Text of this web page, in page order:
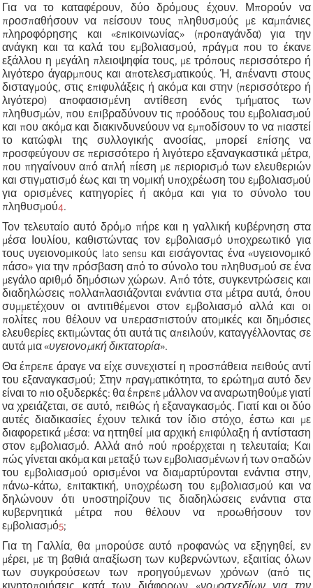
Για να το καταφέρουν, δύο δρόμους έχουν. Μπορούν να
προσπαθήσουν να πείσουν τους πληθυσμούς με καμπάνιες
πληροφόρησης και«επικοινωνίας» (προπαγάνδα) για την
ανάγκη και τα καλά του εμβολιασμού, πράγμα που το έκανε
εξάλλου η μεγάλη πλειοψηφία τους, με τρόπους περισσότερο ή
λιγότερο άγαρμπους και αποτελεσματικούς. Ή, απέναντι στους
δισταγμούς, στις επιφυλάξεις ή ακόμα και στην (περισσότερο ή
λιγότερο) αποφασισμένη αντίθεση ενός τμήματος των
πληθυσμών, που επιβραδύνουν τις προόδους του εμβολιασμού
και που ακόμα και διακινδυνεύουν να εμποδίσουντο να πιαστεί
το κατώφλι της συλλογικής ανοσίας, μπορεί επίσης να
προσφεύγουν σε περισσότερο ή λιγότερο εξαναγκαστικά μέτρα,
που πηγαίνουν από απλή πίεση με περιορισμό των ελευθεριών
και στιγματισμό έως και τη νομική υποχρέωση του εμβολιασμού
για ορισμένες κατηγορίες ή ακόμα και για το σύνολο του
πληθυσμού4.
Τον τελευταίο αυτό δρόμο πήρε και η γαλλική κυβέρνηση στα
μέσα Ιουλίου, καθιστώντας τον εμβολιασμό υποχρεωτικό για
τους υγειονομικούς lato sensu και εισάγοντας ένα «υγειονομικό
πάσο» για την πρόσβαση από το σύνολο του πληθυσμού σε ένα
μεγάλο αριθμό δημόσιων χώρων. Από τότε, συγκεντρώσεις και
διαδηλώσεις πολλαπλασιάζονται ενάντια στα μέτρα αυτά, όπου
συμμετέχουν οι αντιτιθέμενοι στον εμβολιασμό αλλά και οι
πολίτες που θέλουν να υπερασπιστούν ατομικές και δημόσιες
ελευθερίες εκτιμώντας ότι αυτά τις απειλούν, καταγγέλλοντας σε
αυτά μια«υγειονομική δικτατορία».
Θα έπρεπε άραγε να είχε συνεχιστεί η προσπάθεια πειθούς αντί
του εξαναγκασμού; Στην πραγματικότητα, το ερώτημα αυτό δεν
είναι το πιο οξυδερκές: θα έπρεπε μάλλον να αναρωτηθούμε γιατί
να χρειάζεται, σε αυτό, πειθώς ή εξαναγκασμός. Γιατί και οι δύο
αυτές διαδικασίες έχουν τελικά τον ίδιο στόχο, έστω και με
διαφορετικά μέσα: να ηττηθεί μια αρχική επιφύλαξη ή αντίσταση
στον εμβολιασμό. Αλλά από πού προέρχεται η τελευταία; Και
πώς γίνεται ακόμα και μεταξύ των εμβολιασμένων ή των οπαδών
του εμβολιασμού ορισμένοι να διαμαρτύρονται ενάντια στην,
πάνω-κάτω, επιτακτική, υποχρέωση του εμβολιασμού και να
δηλώνουν ότι υποστηρίζουν τις διαδηλώσεις ενάντια στα
κυβερνητικά μέτρα που θέλουν να προωθήσουν τον
εμβολιασμό5;
Για τη Γαλλία, θα μπορούσε αυτό προφανώς να εξηγηθεί, εν
μέρει, με τη βαθιά απαξίωση των κυβερνώντων, εξαιτίας όλων
των συγκρούσεων των προηγούμενων χρόνων (από τις